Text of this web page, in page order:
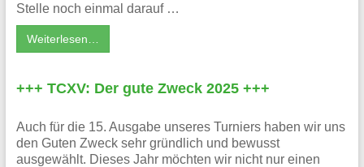
Stelle noch einmal darauf …
Weiterlesen…
+++ TCXV: Der gute Zweck 2025 +++
Auch für die 15. Ausgabe unseres Turniers haben wir uns
den Guten Zweck sehr gründlich und bewusst
ausgewählt. Dieses Jahr möchten wir nicht nur einen